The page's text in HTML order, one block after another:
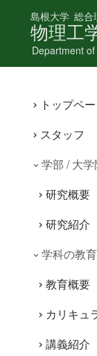
島根大学 総合
物理工
Department
トップペ
スタッフ
学部 / 大
研究概要
研究紹介
学科の教育
教育概要
カリキュ
講義紹介